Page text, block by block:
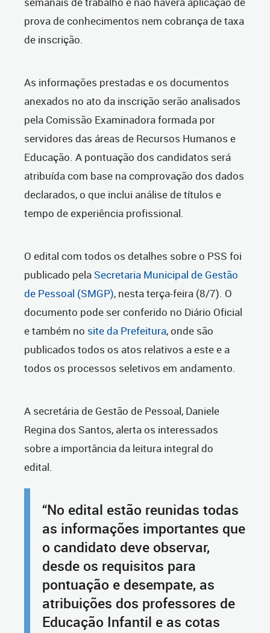
prova de conhecimentos nem cobrança de taxa
de inscrição.
As informações prestadas e os documentos
anexados no ato da inscrição serão analisados
pela Comissão Examinadora formada por
servidores das áreas de Recursos Humanos e
Educação. A pontuação dos candidatos será
atribuída com base na comprovação dos dados
declarados, o que inclui análise de títulos e
tempo de experiência profissional.
O edital com todos os detalhes sobre o PSS foi
publicado pela Secretaria Municipal de Gestão
de Pessoal (SMGP), nesta terça-feira (8/7). O
documento pode ser conferido no Diário Oficial
e também no site da Prefeitura, onde são
publicados todos os atos relativos a este e a
todos os processos seletivos em andamento.
A secretária de Gestão de Pessoal, Daniele
Regina dos Santos, alerta os interessados
sobre a importância da leitura integral do
edital.
“No edital estão reunidas todas
as informações importantes que
o candidato deve observar,
desde os requisitos para
pontuação e desempate, as
atribuições dos professores de
Educação Infantil e as cotas